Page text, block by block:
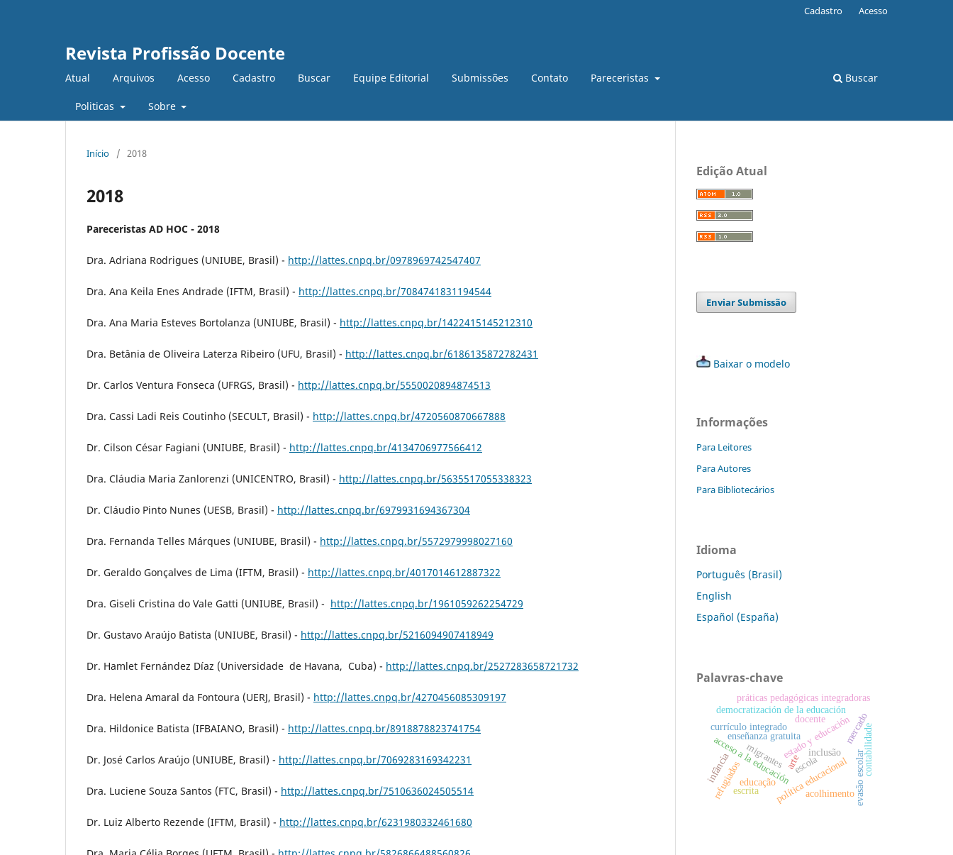
Revista Profissão Docente
Atual Arquivos Acesso Cadastro Buscar Equipe Editorial Submissões Contato Pareceristas
Politicas Sobre
Buscar
Cadastro Acesso
Início / 2018
2018
Pareceristas AD HOC - 2018
Dra. Adriana Rodrigues (UNIUBE, Brasil) - http://lattes.cnpq.br/0978969742547407
Dra. Ana Keila Enes Andrade (IFTM, Brasil) - http://lattes.cnpq.br/7084741831194544
Dra. Ana Maria Esteves Bortolanza (UNIUBE, Brasil) - http://lattes.cnpq.br/1422415145212310
Dra. Betânia de Oliveira Laterza Ribeiro (UFU, Brasil) - http://lattes.cnpq.br/6186135872782431
Dr. Carlos Ventura Fonseca (UFRGS, Brasil) - http://lattes.cnpq.br/5550020894874513
Dra. Cassi Ladi Reis Coutinho (SECULT, Brasil) - http://lattes.cnpq.br/4720560870667888
Dr. Cilson César Fagiani (UNIUBE, Brasil) - http://lattes.cnpq.br/4134706977566412
Dra. Cláudia Maria Zanlorenzi (UNICENTRO, Brasil) - http://lattes.cnpq.br/5635517055338323
Dr. Cláudio Pinto Nunes (UESB, Brasil) - http://lattes.cnpq.br/6979931694367304
Dra. Fernanda Telles Márques (UNIUBE, Brasil) - http://lattes.cnpq.br/5572979998027160
Dr. Geraldo Gonçalves de Lima (IFTM, Brasil) - http://lattes.cnpq.br/4017014612887322
Dra. Giseli Cristina do Vale Gatti (UNIUBE, Brasil) - http://lattes.cnpq.br/1961059262254729
Dr. Gustavo Araújo Batista (UNIUBE, Brasil) - http://lattes.cnpq.br/5216094907418949
Dr. Hamlet Fernández Díaz (Universidade de Havana, Cuba) - http://lattes.cnpq.br/2527283658721732
Dra. Helena Amaral da Fontoura (UERJ, Brasil) - http://lattes.cnpq.br/4270456085309197
Dra. Hildonice Batista (IFBAIANO, Brasil) - http://lattes.cnpq.br/8918878823741754
Dr. José Carlos Araújo (UNIUBE, Brasil) - http://lattes.cnpq.br/7069283169342231
Dra. Luciene Souza Santos (FTC, Brasil) - http://lattes.cnpq.br/7510636024505514
Dr. Luiz Alberto Rezende (IFTM, Brasil) - http://lattes.cnpq.br/6231980332461680
Edição Atual
Enviar Submissão
Baixar o modelo
Informações
Para Leitores
Para Autores
Para Bibliotecários
Idioma
Português (Brasil)
English
Español (España)
Palavras-chave
política educacional
estado y educación
democratización de la educación
acceso a la educación
enseñanza gratuita
evasão escolar
educação
refugiados
migrantes inclusão
acolhimento
práticas pedagógicas integradoras
currículo integrado
docente
contabilidade
infância escola
arte
mercado
escrita